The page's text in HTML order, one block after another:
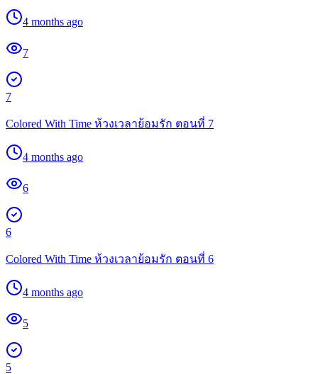
4 months ago
7
7
Colored With Time ห้วงเวลาย้อมรัก ตอนที่ 7
4 months ago
6
6
Colored With Time ห้วงเวลาย้อมรัก ตอนที่ 6
4 months ago
5
5